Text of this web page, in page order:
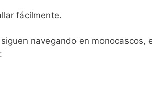
fácilmente.
navegando en monocascos,